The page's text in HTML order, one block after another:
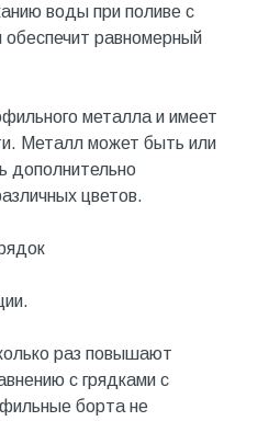
воды при поливе с
обеспечит равномерный
металла и имеет
Металл может быть или
дополнительно
цветов.
раз повышают
с грядками с
борта не